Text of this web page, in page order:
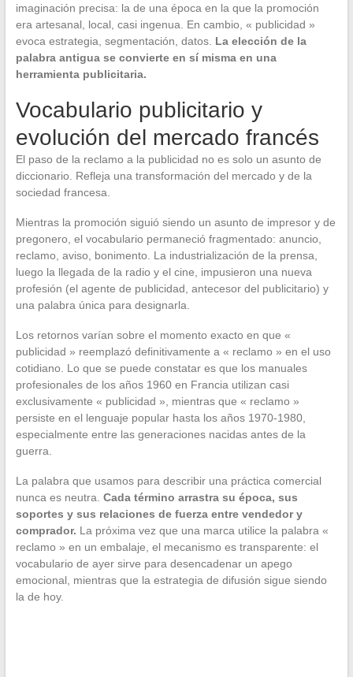
imaginación precisa: la de una época en la que la promoción
era artesanal, local, casi ingenua. En cambio, « publicidad »
evoca estrategia, segmentación, datos. La elección de la
palabra antigua se convierte en sí misma en una
herramienta publicitaria.
Vocabulario publicitario y
evolución del mercado francés
El paso de la reclamo a la publicidad no es solo un asunto de
diccionario. Refleja una transformación del mercado y de la
sociedad francesa.
Mientras la promoción siguió siendo un asunto de impresor y de
pregonero, el vocabulario permaneció fragmentado: anuncio,
reclamo, aviso, bonimento. La industrialización de la prensa,
luego la llegada de la radio y el cine, impusieron una nueva
profesión (el agente de publicidad, antecesor del publicitario) y
una palabra única para designarla.
Los retornos varían sobre el momento exacto en que «
publicidad » reemplazó definitivamente a « reclamo » en el uso
cotidiano. Lo que se puede constatar es que los manuales
profesionales de los años 1960 en Francia utilizan casi
exclusivamente « publicidad », mientras que « reclamo »
persiste en el lenguaje popular hasta los años 1970-1980,
especialmente entre las generaciones nacidas antes de la
guerra.
La palabra que usamos para describir una práctica comercial
nunca es neutra. Cada término arrastra su época, sus
soportes y sus relaciones de fuerza entre vendedor y
comprador. La próxima vez que una marca utilice la palabra «
reclamo » en un embalaje, el mecanismo es transparente: el
vocabulario de ayer sirve para desencadenar un apego
emocional, mientras que la estrategia de difusión sigue siendo
la de hoy.